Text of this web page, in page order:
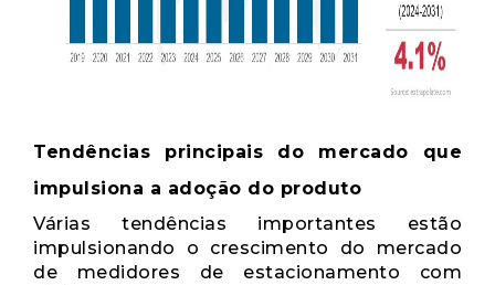
Tendências principais do mercado que
impulsiona a adoção do produto
Várias tendências importantes estão
impulsionando o crescimento do mercado
de medidores de estacionamento com